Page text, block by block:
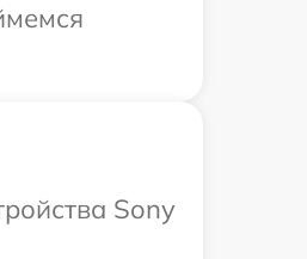
Sony